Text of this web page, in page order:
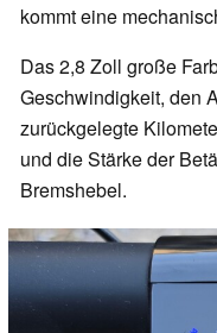
kommt eine
Das 2,8 Zoll große
Geschwindigkeit, den
zurückgelegte
und die Stärke der
Bremshebel.